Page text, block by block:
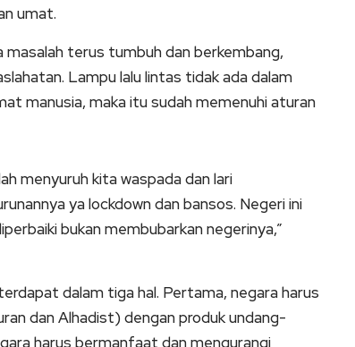
umat.
terus tumbuh dan berkembang,
Lampu lalu lintas tidak ada dalam
manusia, maka itu sudah memenuhi aturan
menyuruh kita waspada dan lari
ya lockdown dan bansos. Negeri ini
bukan membubarkan negerinya,”
dalam tiga hal. Pertama, negara harus
dan Alhadist) dengan produk undang-
harus bermanfaat dan mengurangi